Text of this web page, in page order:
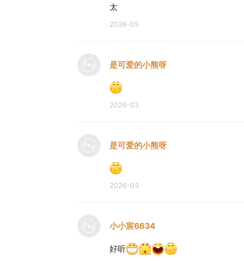
太
2026-05
是可爱的小熊呀
2026-03
是可爱的小熊呀
2026-03
小小宸6634
好听